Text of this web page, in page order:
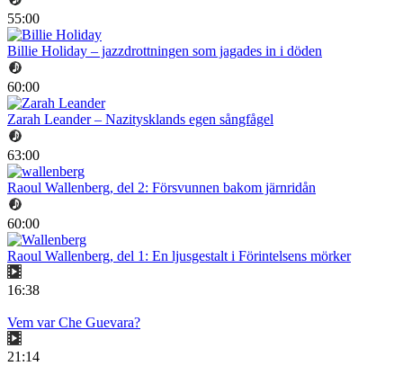
55:00
Billie Holiday – jazzdrottningen som jagades in i döden
60:00
Zarah Leander – Nazitysklands egen sångfågel
63:00
Raoul Wallenberg, del 2: Försvunnen bakom järnridån
60:00
Raoul Wallenberg, del 1: En ljusgestalt i Förintelsens mörker
16:38
Vem var Che Guevara?
21:14